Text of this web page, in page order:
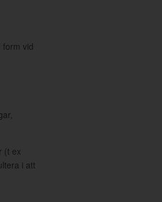
form vid
(t ex
i att